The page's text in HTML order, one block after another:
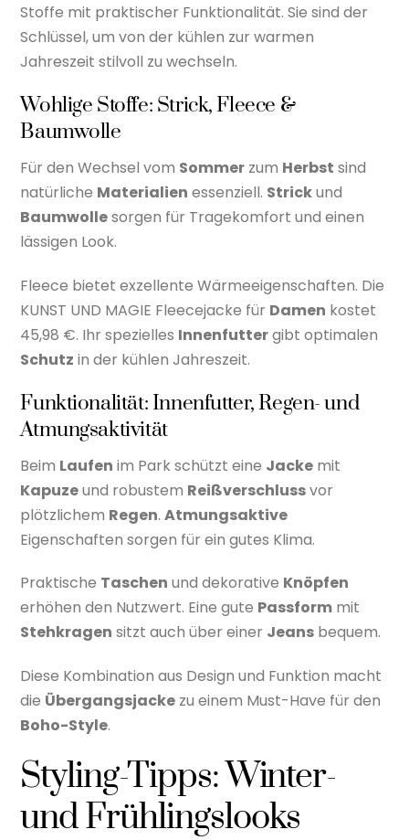
Stoffe mit praktischer Funktionalität. Sie sind der
Schlüssel, um von der kühlen zur warmen
Jahreszeit stilvoll zu wechseln.
Wohlige Stoffe: Strick, Fleece &
Baumwolle
Für den Wechsel vom Sommer zum Herbst sind
natürliche Materialien essenziell. Strickund
Baumwollesorgen für Tragekomfort und einen
lässigen Look.
Fleece bietet exzellente Wärmeeigenschaften. Die
KUNST UND MAGIE Fleecejacke für Damen kostet
45,98 €. Ihr spezielles Innenfuttergibt optimalen
Schutz in der kühlen Jahreszeit.
Funktionalität: Innenfutter, Regen- und
Atmungsaktivität
Beim Laufen im Park schützt eine Jacke mit
Kapuzeund robustem Reißverschlussvor
plötzlichem Regen.Atmungsaktive
Eigenschaften sorgen für ein gutes Klima.
Praktische Taschen und dekorative Knöpfen
erhöhen den Nutzwert. Eine gute Passform mit
Stehkragen sitzt auch über einer Jeans bequem.
Diese Kombination aus Design und Funktion macht
die Übergangsjacke zu einem Must-Have für den
Boho-Style.
Styling-Tipps: Winter-
und Frühlingslooks